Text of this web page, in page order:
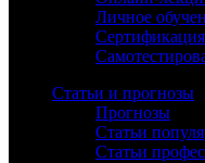
Личное
Сертификация
Статьи и прогнозы
Прогнозы
Статьи
Статьи